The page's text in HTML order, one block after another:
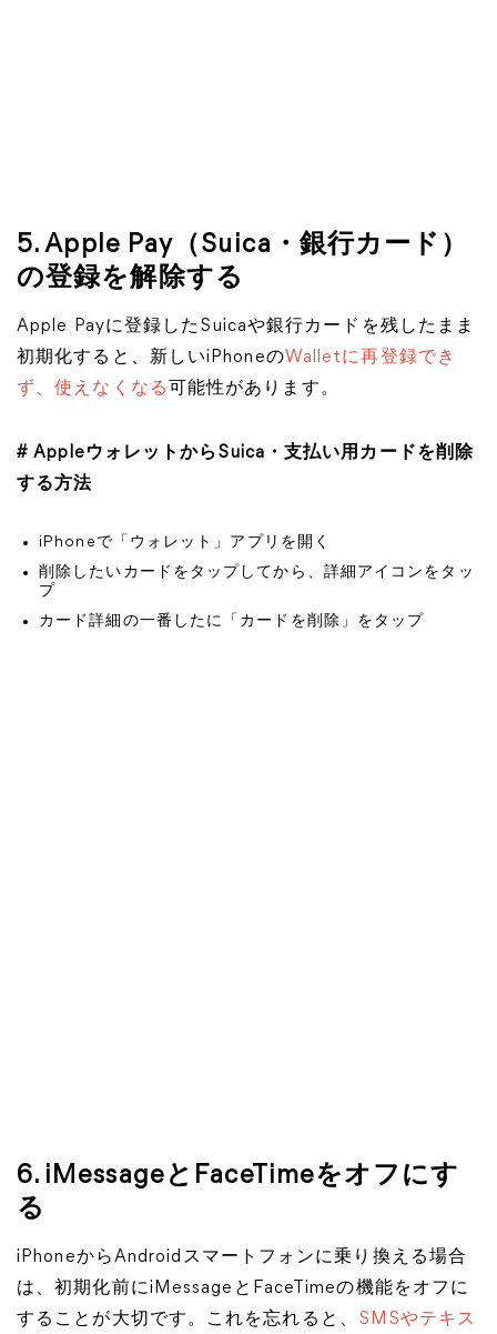
5. Apple Pay（Suica・銀行カード）
の登録を解除する
Apple Payに登録したSuicaや銀行カードを残したまま
初期化すると、新しいiPhoneのWalletに再登録でき
ず、使えなくなる 可能性があります。
# AppleウォレットからSuica・支払い用カードを削除
する方法
iPhoneで「ウォレット」アプリを開く
削除したいカードをタップしてから、詳細アイコンをタッ
プ
カード詳細の一番したに「カードを削除」をタップ
6. iMessageとFaceTimeをオフにす
る
iPhoneからAndroidスマートフォンに乗り換える場合
は、初期化前にiMessageとFaceTimeの機能をオフに
することが大切です。これを忘れると、 SMSやテキス